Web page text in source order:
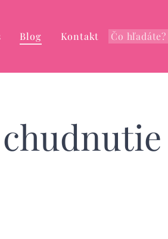
Blog Kontakt